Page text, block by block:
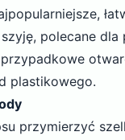
polecane
plastikowego.
przymierzyć